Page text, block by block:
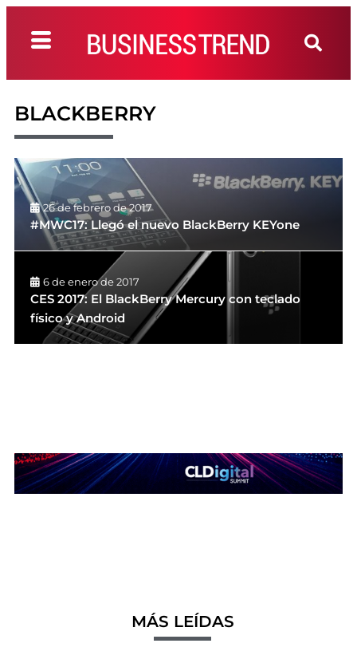
BLACKBERRY
26 de febrero de 2017
#MWC17: Llegó el nuevo BlackBerry KEYone
6 de enero de 2017
CES 2017: El BlackBerry Mercury con teclado
físico y Android
MÁS LEÍDAS